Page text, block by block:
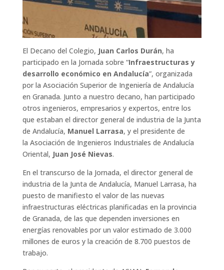
El Decano del Colegio, Juan Carlos Durán, ha
participado en la Jornada sobre “Infraestructuras y
desarrollo económico en Andalucía”, organizada
por la Asociación Superior de Ingeniería de Andalucía
en Granada. Junto a nuestro decano, han participado
otros ingenieros, empresarios y expertos, entre los
que estaban el director general de industria de la Junta
de Andalucía, Manuel Larrasa, y el presidente de
la Asociación de Ingenieros Industriales de Andalucía
Oriental, Juan José Nievas.
En el transcurso de la Jornada, el director general de
industria de la Junta de Andalucía, Manuel Larrasa, ha
puesto de manifiesto el valor de las nuevas
infraestructuras eléctricas planificadas en la provincia
de Granada, de las que dependen inversiones en
energías renovables por un valor estimado de 3.000
millones de euros y la creación de 8.700 puestos de
trabajo.